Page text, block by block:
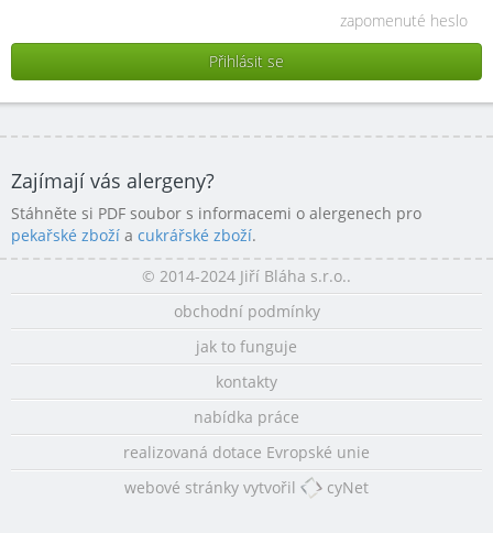
zapomenuté heslo
Zajímají vás alergeny?
Stáhněte si PDF soubor s informacemi o alergenech pro
pekařské zboží a cukrářské zboží.
© 2014-2024 Jiří Bláha s.r.o..
obchodní podmínky
jak to funguje
kontakty
nabídka práce
realizovaná dotace Evropské unie
webové stránky vytvořil
cyNet